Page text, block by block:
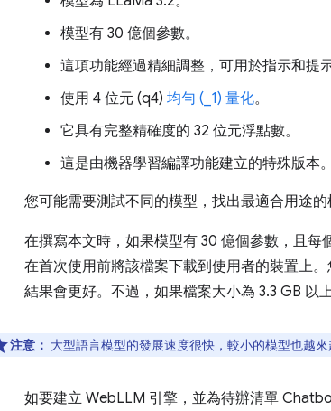
模型有 30 億個參數。
這項功能經過精細調整，可用於指示和提
使用 4 位元 (q4) 均勻 (_1) 量化。
它具有完整精確度的 32 位元浮點數。
這是由機器學習編譯功能建立的特殊版本。
您可能需要測試不同的模型，找出最適合用途的
在撰寫本文時，如果模型有 30 億個參數，且每
在首次使用前將該檔案下載到使用者的裝置上
結果會更好。不過，如果檔案大小為 3.3 GB 以
注意： 大型語言模型的發展速度很快，較小的模型也越
如要建立 WebLLM 引擎，並為待辦清單